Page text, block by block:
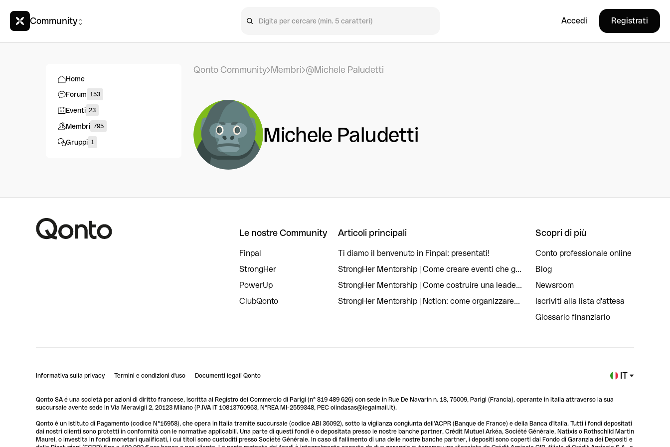
Community Accedi Registrati
Home
Forum 153
Eventi 23
Membri 795
Gruppi 1
Qonto Community Membri @Michele Paludetti
Michele Paludetti
Le nostre Community
Finpal
StrongHer
PowerUp
ClubQonto
Articoli principali
Ti diamo il benvenuto in Finpal: presentati!
StrongHer Mentorship | Come creare eventi che g...
StrongHer Mentorship | Come costruire una leade...
StrongHer Mentorship | Notion: come organizzare...
Scopri di più
Conto professionale online
Blog
Newsroom
Iscriviti alla lista d'attesa
Glossario finanziario
Informativa sulla privacy Termini e condizioni d'uso Documenti legali Qonto IT
Qonto SA é una società per azioni di diritto francese, iscritta al Registro del Commercio di Parigi (n° 819 489 626) con sede in Rue De Navarin n. 18, 75009, Parigi (Francia), operante in Italia attraverso la sua
succursale avente sede in Via Meravigli 2, 20123 Milano (P.IVA IT 10813760963, N°REA MI-2559348, PEC olindasas@legalmail.it).
Qonto è un Istituto di Pagamento (codice N°16958), che opera in Italia tramite succursale (codice ABI 36092), sotto la vigilanza congiunta dell'ACPR (Banque de France) e della Banca d'Italia. Tutti i fondi depositati
dai nostri clienti sono protetti in conformità con le normative applicabili. Una parte di questi fondi è o depositata presso le nostre banche partner, Crédit Mutuel Arkéa, Société Générale, Natixis o Rothschild Martin
Maurel, o investita in fondi monetari qualificati, i cui titoli sono custoditi presso Société Générale. In caso di fallimento di una delle nostre banche partner, i depositi sono coperti dal Fondo di Garanzia dei Depositi e